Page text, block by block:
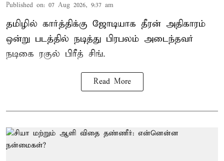
Published on: 07 Aug 2026, 9:37 am
தமிழில் கார்த்திக்கு ஜோடியாக தீரன் அதிகாரம்
ஒன்று படத்தில் நடித்து பிரபலம் அடைந்தவர்
நடிகை ரகுல் பிரீத் சிங்.
Read More